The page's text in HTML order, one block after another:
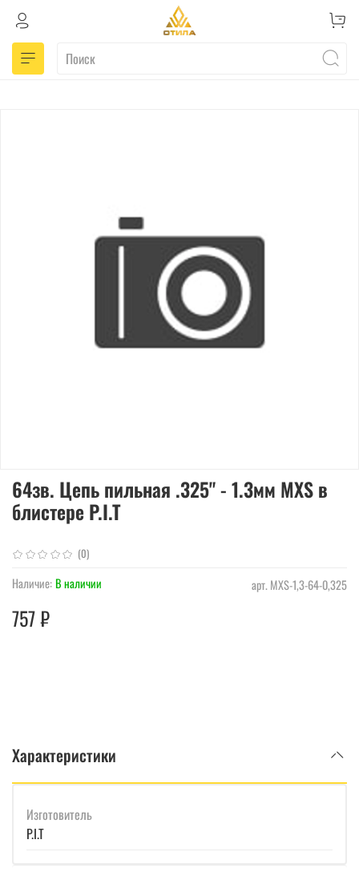
(0)
арт.MXS-1,3-64-0,325
Наличие:В наличии
64зв. Цепь пильная .325" - 1.3мм MXS в
блистере P.I.T
757 ₽
Характеристики
Изготовитель
P.I.T